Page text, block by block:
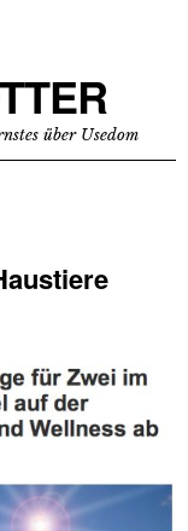
über Usedom